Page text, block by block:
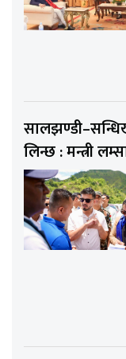
लिन्छ : मन्त्री